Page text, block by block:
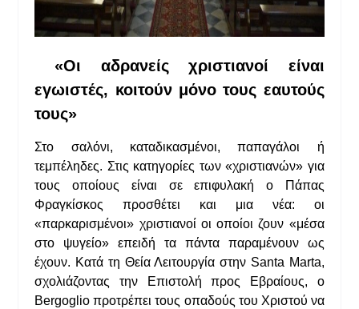
«Οι αδρανείς χριστιανοί είναι
εγωιστές, κοιτούν μόνο τους εαυτούς
τους»
Στο σαλόνι, καταδικασμένοι, παπαγάλοι ή
τεμπέληδες. Στις κατηγορίες των «χριστιανών» για
τους οποίους είναι σε επιφυλακή ο Πάπας
Φραγκίσκος προσθέτει και μια νέα: οι
«παρκαρισμένοι» χριστιανοί οι οποίοι ζουν «μέσα
στο ψυγείο» επειδή τα πάντα παραμένουν ως
έχουν. Κατά τη Θεία Λειτουργία στην Santa Marta,
σχολιάζοντας την Επιστολή προς Εβραίους, ο
Bergoglio προτρέπει τους οπαδούς του Χριστού να